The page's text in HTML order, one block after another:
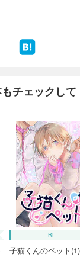
チェックして
BL
子猫くんのペット(1)